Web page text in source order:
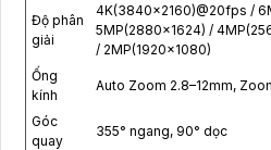
Độ phân
giải
4K(3840x2160)@20fps /
5MP(2880x1624) /
/ 2MP(1920x1080)
Ống
kính
Auto Zoom 2.8–12mm,
Góc
quay
355° ngang, 90° dọc